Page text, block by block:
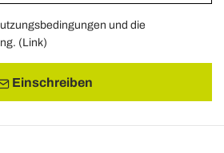
und die
(Link)
Einschreiben